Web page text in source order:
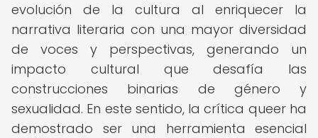
evolución de la cultura al enriquecer la
narrativa literaria con una mayor diversidad
de voces y perspectivas, generando un
impacto cultural que desafía las
construcciones binarias de género y
sexualidad. En este sentido, la crítica queer ha
demostrado ser una herramienta esencial